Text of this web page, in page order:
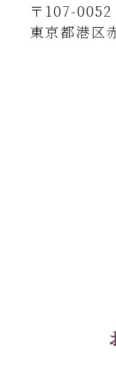
〒107-0052
東京都港区